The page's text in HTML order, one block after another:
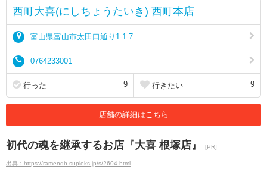
西町大喜(にしちょうたいき) 西町本店
富山県富山市太田口通り1-1-7
0764233001
行った 9 行きたい 9
店舗の詳細はこちら
初代の魂を継承するお店『大喜 根塚店』 [PR]
出典：https://ramendb.supleks.jp/s/2604.html